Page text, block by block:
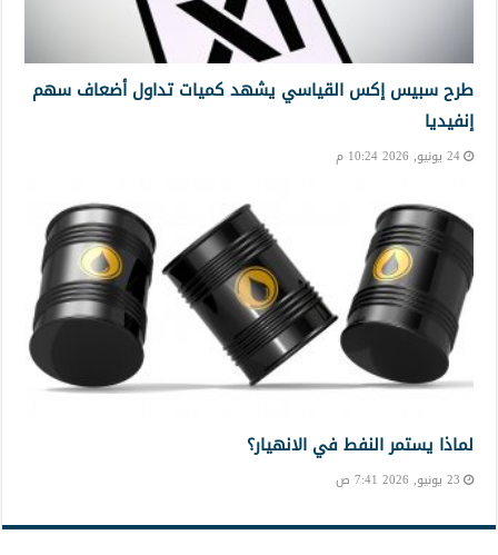
طرح سبيس إكس القياسي يشهد كميات تداول أضعاف سهم
إنفيديا
24 يونيو, 2026 10:24 م
لماذا يستمر النفط في الانهيار؟
23 يونيو, 2026 7:41 ص